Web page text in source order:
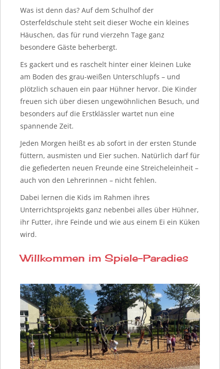
Was ist denn das? Auf dem Schulhof der
Osterfeldschule steht seit dieser Woche ein kleines
Häuschen, das für rund vierzehn Tage ganz
besondere Gäste beherbergt.
Es gackert und es raschelt hinter einer kleinen Luke
am Boden des grau-weißen Unterschlupfs – und
plötzlich schauen ein paar Hühner hervor. Die Kinder
freuen sich über diesen ungewöhnlichen Besuch, und
besonders auf die Erstklässler wartet nun eine
spannende Zeit.
Jeden Morgen heißt es ab sofort in der ersten Stunde
füttern, ausmisten und Eier suchen. Natürlich darf für
die gefiederten neuen Freunde eine Streicheleinheit –
auch von den Lehrerinnen – nicht fehlen.
Dabei lernen die Kids im Rahmen ihres
Unterrichtsprojekts ganz nebenbei alles über Hühner,
ihr Futter, ihre Feinde und wie aus einem Ei ein Küken
wird.
Willkommen im Spiele-Paradies